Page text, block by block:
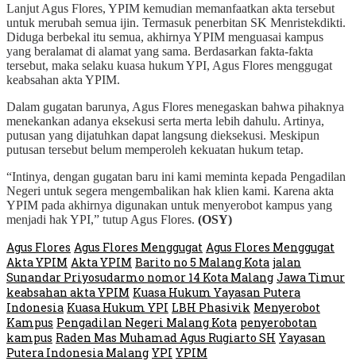
Lanjut Agus Flores, YPIM kemudian memanfaatkan akta tersebut
untuk merubah semua ijin. Termasuk penerbitan SK Menristekdikti.
Diduga berbekal itu semua, akhirnya YPIM menguasai kampus
yang beralamat di alamat yang sama. Berdasarkan fakta-fakta
tersebut, maka selaku kuasa hukum YPI, Agus Flores menggugat
keabsahan akta YPIM.
Dalam gugatan barunya, Agus Flores menegaskan bahwa pihaknya
menekankan adanya eksekusi serta merta lebih dahulu. Artinya,
putusan yang dijatuhkan dapat langsung dieksekusi. Meskipun
putusan tersebut belum memperoleh kekuatan hukum tetap.
“Intinya, dengan gugatan baru ini kami meminta kepada Pengadilan
Negeri untuk segera mengembalikan hak klien kami. Karena akta
YPIM pada akhirnya digunakan untuk menyerobot kampus yang
menjadi hak YPI,” tutup Agus Flores. (OSY)
Agus Flores Agus Flores Menggugat Agus Flores Menggugat
Akta YPIM Akta YPIM Barito no 5 Malang Kota jalan
Sunandar Priyosudarmo nomor 14 Kota Malang Jawa Timur
keabsahan akta YPIM Kuasa Hukum Yayasan Putera
Indonesia Kuasa Hukum YPI LBH Phasivik Menyerobot
Kampus Pengadilan Negeri Malang Kota penyerobotan
kampus Raden Mas Muhamad Agus Rugiarto SH Yayasan
Putera Indonesia Malang YPI YPIM